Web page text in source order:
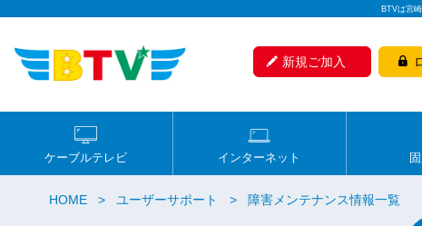
BTVは宮
新規ご加入
ケーブルテレビ インターネット
HOME ユーザーサポート 障害メンテナンス情報一覧